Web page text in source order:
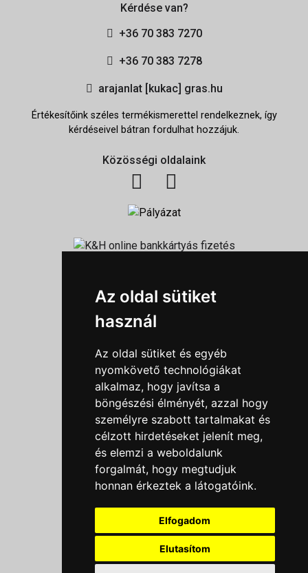
Az oldal sütiket
használ
Az oldal sütiket és egyéb
nyomkövető technológiákat
alkalmaz, hogy javítsa a
böngészési élményét, azzal hogy
személyre szabott tartalmakat és
célzott hirdetéseket jelenít meg,
és elemzi a weboldalunk
forgalmát, hogy megtudjuk
honnan érkeztek a látogatóink.
Elfogadom
Elutasítom
Kérdése van?
+36 70 383 7270
+36 70 383 7278
arajanlat [kukac] gras.hu
Értékesítőink széles termékismerettel rendelkeznek, így
kérdéseivel bátran fordulhat hozzájuk.
Közösségi oldalaink
Információk
Általános szerződési feltételek
Impresszum
Nyereményjáték szabály
Outlet nap nyereményjáték szabályzat
Süti beállítások
Menü
Ajánlatkérés
Szakmai tippek / Újdonságok
Kapcsolat
Letölthető katalógusok
Rólunk
Szállítás